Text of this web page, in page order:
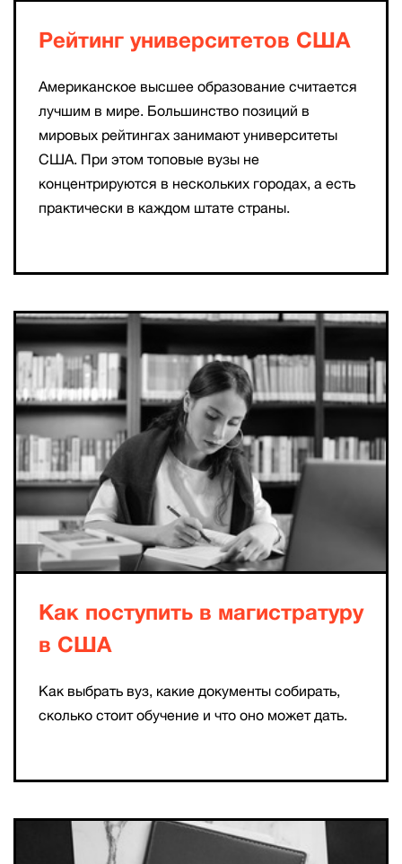
Рейтинг университетов США
Американское высшее образование считается
лучшим в мире. Большинство позиций в
мировых рейтингах занимают университеты
США. При этом топовые вузы не
концентрируются в нескольких городах, а есть
практически в каждом штате страны.
Как поступить в магистратуру
в США
Как выбрать вуз, какие документы собирать,
сколько стоит обучение и что оно может дать.